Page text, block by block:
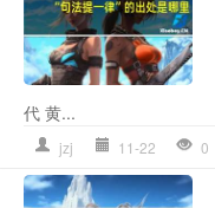
代 黄...
jzj 11-22 0